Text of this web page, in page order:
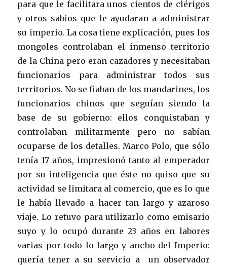
para que le facilitara unos cientos de clérigos
y otros sabios que le ayudaran a administrar
su imperio. La cosa tiene explicación, pues los
mongoles controlaban el inmenso territorio
de la China pero eran cazadores y necesitaban
funcionarios para administrar todos sus
territorios. No se fiaban de los mandarines, los
funcionarios chinos que seguían siendo la
base de su gobierno: ellos conquistaban y
controlaban militarmente pero no sabían
ocuparse de los detalles. Marco Polo, que sólo
tenía 17 años, impresionó tanto al emperador
por su inteligencia que éste no quiso que su
actividad se limitara al comercio, que es lo que
le había llevado a hacer tan largo y azaroso
viaje. Lo retuvo para utilizarlo como emisario
suyo y lo ocupó durante 23 años en labores
varias por todo lo largo y ancho del Imperio:
quería tener a su servicio a un observador